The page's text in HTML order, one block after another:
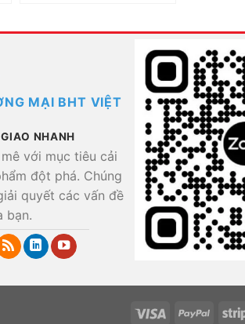
hạng
MẠI BHT VIỆT
NHANH
với mục tiêu cải
đột phá. Chúng
quyết các vấn đề
bạn.
Visa PayPal